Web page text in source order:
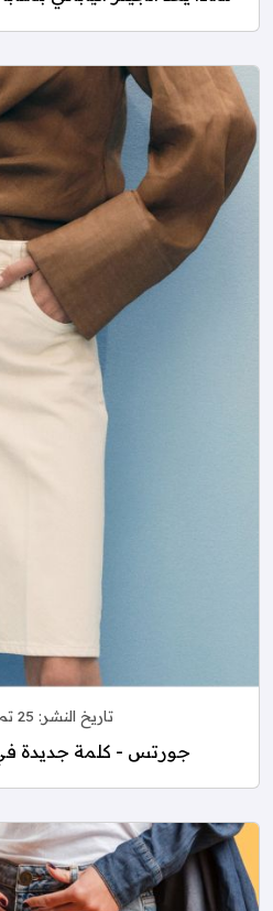
تاريخ النشر: 25 تموز, 2025
جورتس - كلمة جديدة